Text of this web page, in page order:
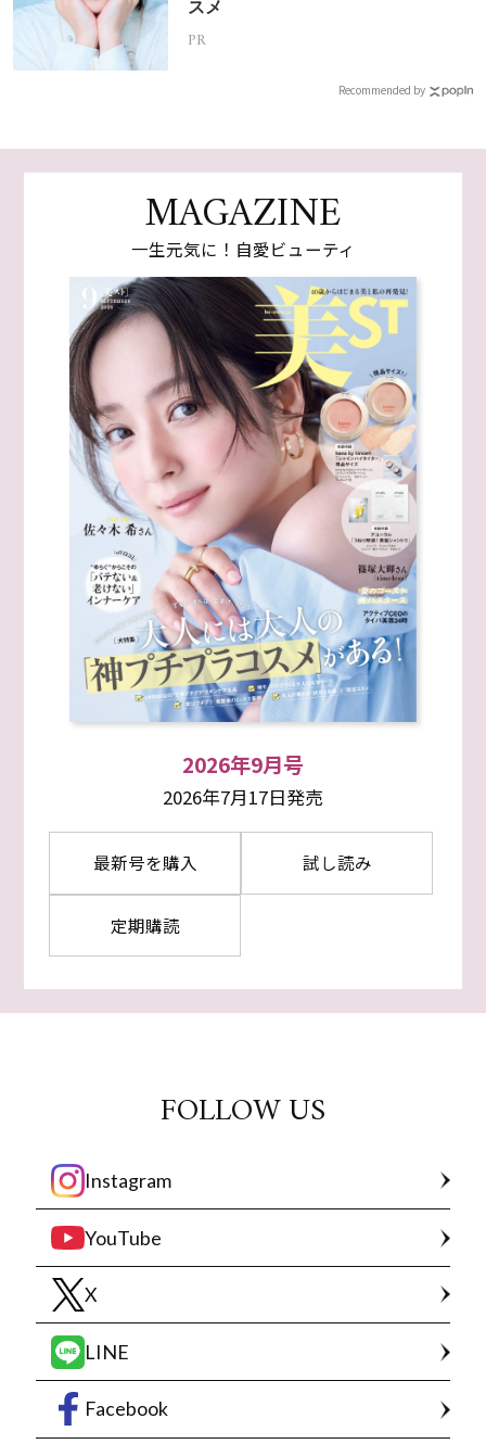
スメ
PR
Recommended by
MAGAZINE
一生元気に！自愛ビューティ
2026年9月号
2026年7月17日発売
最新号を購入 試し読み
定期購読
FOLLOW US
Instagram
YouTube
X
LINE
Facebook